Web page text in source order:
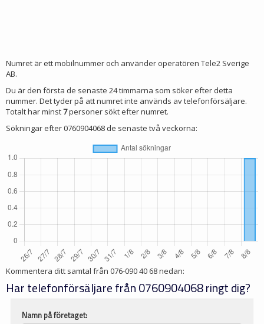
Numret är ett mobilnummer och använder operatören Tele2 Sverige
AB.
Du är den första de senaste 24 timmarna som söker efter detta
nummer. Det tyder på att numret inte används av telefonförsäljare.
Totalt har minst7personer sökt efter numret.
Sökningar efter 0760904068 de senaste två veckorna:
Kommentera ditt samtal från 076-090 40 68nedan:
Har telefonförsäljare från 0760904068 ringt dig?
Namn på företaget: